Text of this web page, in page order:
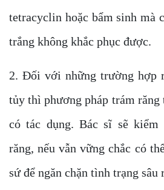
tetracyclin hoặc bẩm sinh mà
trắng không khắc phục được.
2. Đối với những trường hợp
tủy thì phương pháp trám răng
có tác dụng. Bác sĩ sẽ kiểm
răng, nếu vẫn vững chắc có
sứ để ngăn chặn tình trạng sâu